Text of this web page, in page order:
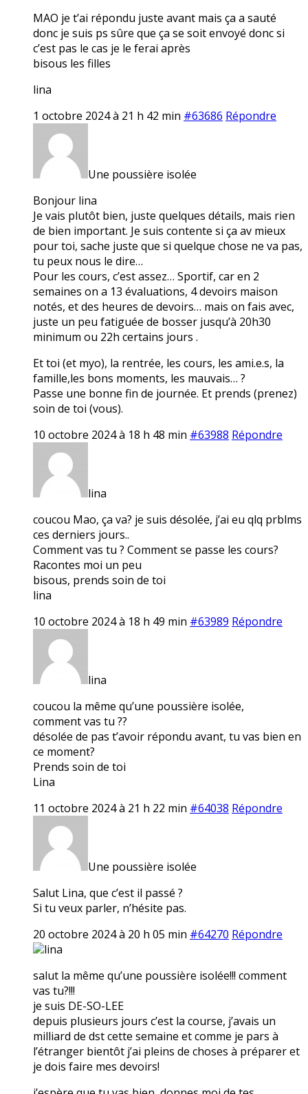
MAO je t’ai répondu juste avant mais ça a sauté
donc je suis ps sûre que ça se soit envoyé donc si
c’est pas le cas je le ferai après
bisous les filles
lina
1 octobre 2024 à 21 h 42 min #63686 Répondre
Une poussière isolée
Bonjour lina
Je vais plutôt bien, juste quelques détails, mais rien
de bien important. Je suis contente si ça av mieux
pour toi, sache juste que si quelque chose ne va pas,
tu peux nous le dire…
Pour les cours, c’est assez… Sportif, car en 2
semaines on a 13 évaluations, 4 devoirs maison
notés, et des heures de devoirs… mais on fais avec,
juste un peu fatiguée de bosser jusqu’à 20h30
minimum ou 22h certains jours .
Et toi (et myo), la rentrée, les cours, les ami.e.s, la
famille,les bons moments, les mauvais… ?
Passe une bonne fin de journée. Et prends (prenez)
soin de toi (vous).
10 octobre 2024 à 18 h 48 min #63988 Répondre
lina
coucou Mao, ça va? je suis désolée, j’ai eu qlq prblms
ces derniers jours..
Comment vas tu ? Comment se passe les cours?
Racontes moi un peu
bisous, prends soin de toi
lina
10 octobre 2024 à 18 h 49 min #63989 Répondre
lina
coucou la même qu’une poussière isolée,
comment vas tu ??
désolée de pas t’avoir répondu avant, tu vas bien en
ce moment?
Prends soin de toi
Lina
11 octobre 2024 à 21 h 22 min #64038 Répondre
Une poussière isolée
Salut Lina, que c’est il passé ?
Si tu veux parler, n’hésite pas.
20 octobre 2024 à 20 h 05 min #64270 Répondre
lina
salut la même qu’une poussière isolée!!! comment
vas tu?!!!
je suis DE-SO-LEE
depuis plusieurs jours c’est la course, j’avais un
milliard de dst cette semaine et comme je pars à
l’étranger bientôt j’ai pleins de choses à préparer et
je dois faire mes devoirs!